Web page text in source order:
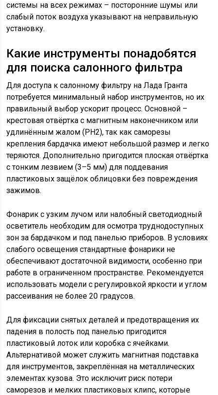
системы на всех режимах – посторонние шумы или
слабый поток воздуха указывают на неправильную
установку.
Какие инструменты понадобятся
для поиска салонного фильтра
Для доступа к салонному фильтру на Лада Гранта
потребуется минимальный набор инструментов, но их
правильный выбор ускорит процесс. Основной –
крестовая отвёртка с магнитным наконечником или
удлинённым жалом (PH2), так как саморезы
крепления бардачка имеют небольшой размер и легко
теряются. Дополнительно пригодится плоская отвёртка
с тонким лезвием (3–5 мм) для поддевания
пластиковых защёлок облицовки без повреждения
зажимов.
Фонарик с узким лучом или налобный светодиодный
осветитель необходим для осмотра труднодоступных
зон за бардачком и под панелью приборов. В условиях
слабого освещения стандартные фонарики не
обеспечивают достаточной видимости, особенно при
работе в ограниченном пространстве. Рекомендуется
использовать модели с регулировкой яркости и углом
рассеивания не более 20 градусов.
Для фиксации снятых деталей и предотвращения их
падения в полость под панелью пригодится
пластиковый лоток или коробка с ячейками.
Альтернативой может служить магнитная подставка
для инструментов, закреплённая на металлических
элементах кузова. Это исключит риск потери
саморезов и мелких пластиковых клипс, которые